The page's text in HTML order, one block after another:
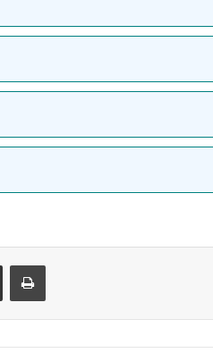
Share via Email Print